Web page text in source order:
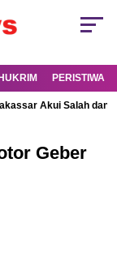
HUKRIM PERISTIWA
Akui Salah dan
Geber